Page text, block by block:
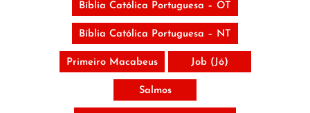
Bíblia Católica Portuguesa – OT
Bíblia Católica Portuguesa – NT
Primeiro Macabeus Job (Jó)
Salmos